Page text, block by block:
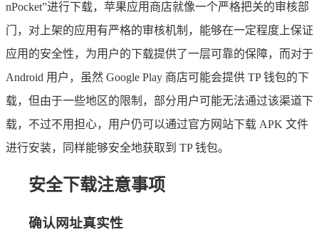
nPocket”进行下载，苹果应用商店就像一个严格把关的审核部
门，对上架的应用有严格的审核机制，能够在一定程度上保证
应用的安全性，为用户的下载提供了一层可靠的保障，而对于
Android 用户，虽然 Google Play 商店可能会提供 TP 钱包的下
载，但由于一些地区的限制，部分用户可能无法通过该渠道下
载，不过不用担心，用户仍可以通过官方网站下载 APK 文件
进行安装，同样能够安全地获取到 TP 钱包。
安全下载注意事项
确认网址真实性